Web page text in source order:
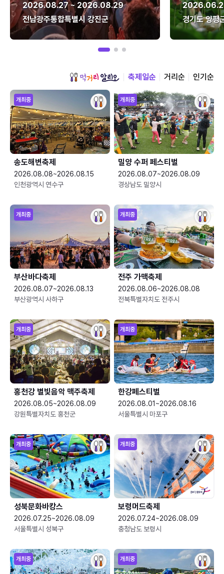
2026.08.27 ~ 2026.08.29
전남광주통합특별시 강진군
경기도 양평
축제일순 거리순 인기순
개최중
송도해변축제
2026.08.08~2026.08.15
인천광역시 연수구
개최중
밀양 수퍼 페스티벌
2026.08.07~2026.08.09
경상남도 밀양시
개최중
부산바다축제
2026.08.07~2026.08.13
부산광역시 사하구
개최중
전주 가맥축제
2026.08.06~2026.08.08
전북특별자치도 전주시
개최중
홍천강 별빛음악 맥주축제
2026.08.05~2026.08.09
강원특별자치도 홍천군
개최중
한강페스티벌
2026.08.01~2026.08.16
서울특별시 마포구
개최중
성북문화바캉스
2026.07.25~2026.08.09
서울특별시 성북구
개최중
보령머드축제
2026.07.24~2026.08.09
충청남도 보령시
개최중 개최중